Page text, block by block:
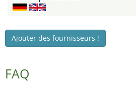
Ajouter des fournisseurs !
FAQ